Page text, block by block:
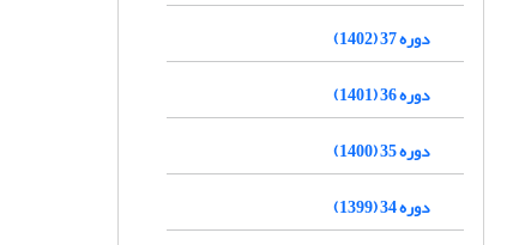
دوره 37 (1402)
دوره 36 (1401)
دوره 35 (1400)
دوره 34 (1399)